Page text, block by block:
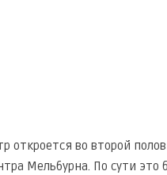
откроется во второй
Мельбурна. По сути это